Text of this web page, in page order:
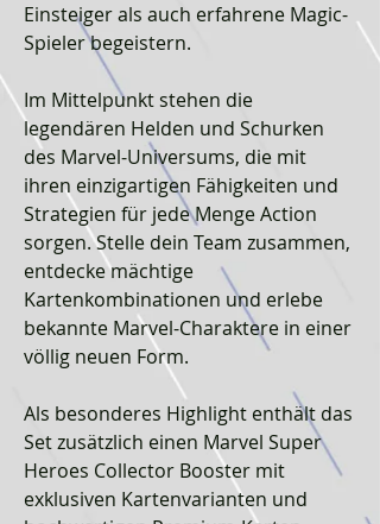
Einsteiger als auch erfahrene Magic-
Spieler begeistern.
Im Mittelpunkt stehen die
legendären Helden und Schurken
des Marvel-Universums, die mit
ihren einzigartigen Fähigkeiten und
Strategien für jede Menge Action
sorgen. Stelle dein Team zusammen,
entdecke mächtige
Kartenkombinationen und erlebe
bekannte Marvel-Charaktere in einer
völlig neuen Form.
Als besonderes Highlight enthält das
Set zusätzlich einen Marvel Super
Heroes Collector Booster mit
exklusiven Kartenvarianten und